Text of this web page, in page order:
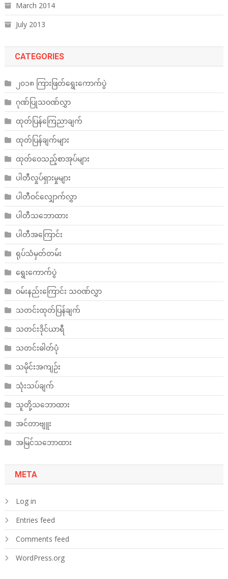
March 2014
July 2013
CATEGORIES
၂၀၁၈ ကြားဖြတ်ရွေးကောက်ပွဲ
ဂုဏ်ပြုသဝဏ်လွှာ
ထုတ်ပြန်ကြေညာချက်
ထုတ်ပြန်ချက်များ
ထုတ်ဝေသည့်စာအုပ်များ
ပါတီလှုပ်ရှားမှုများ
ပါတီဝင်လျှောက်လွှာ
ပါတီသဘောထား
ပါတီအကြောင်း
ရုပ်သံမှတ်တမ်း
ရွေးကောက်ပွဲ
ဝမ်းနည်းကြောင်း သဝဏ်လွှာ
သတင်းထုတ်ပြန်ချက်
သတင်းဒိုင်ယာရီ
သတင်းဓါတ်ပုံ
သမိုင်းအကျဉ်း
သုံးသပ်ချက်
သူတို့သဘောထား
အင်တာဗျူး
အမြင်သဘောထား
META
Log in
Entries feed
Comments feed
WordPress.org